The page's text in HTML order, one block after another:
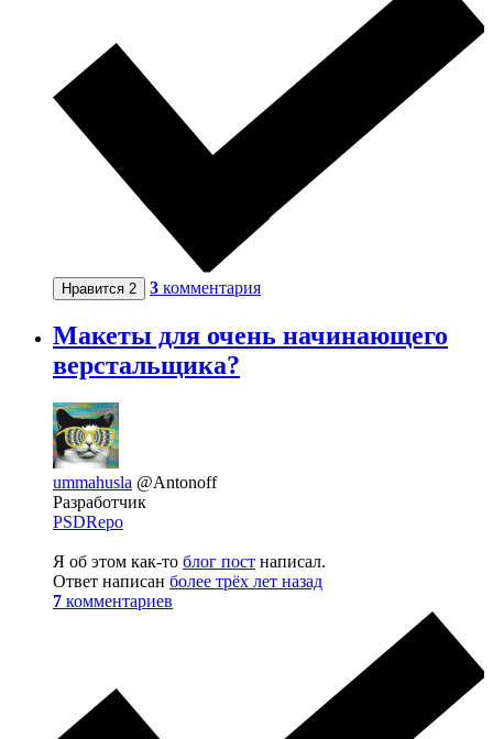
Нравится 2 3 комментария
Макеты для очень начинающего
верстальщика?
ummahusla @Antonoff
Разработчик
PSDRepo
Я об этом как-то блог пост написал.
Ответ написан более трёх лет назад
7 комментариев